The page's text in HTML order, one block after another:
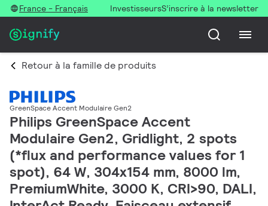
France - Français InvestisseursS’inscrire à la newsletter
Retour à la famille de produits
GreenSpace Accent Modulaire Gen2
Philips GreenSpace Accent
Modulaire Gen2, Gridlight, 2 spots
(*flux and performance values for 1
spot), 64 W, 304x154 mm, 8000 lm,
PremiumWhite, 3000 K, CRI>90, DALI,